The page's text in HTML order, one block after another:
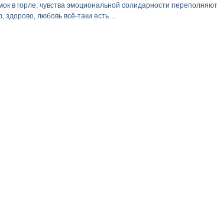
в горле, чувства эмоциональной солидарности
здорово, любовь всё-таки есть…